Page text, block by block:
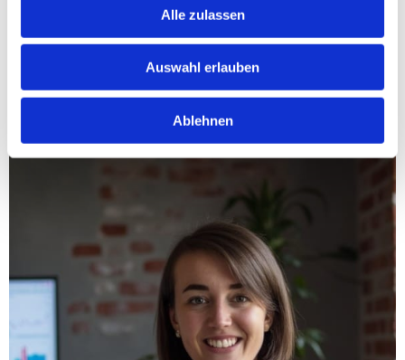
Alle zulassen
Auswahl erlauben
Ablehnen